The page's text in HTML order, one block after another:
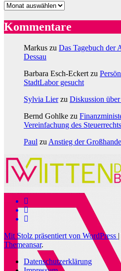
Archiv
Kommentare
Markus zu Das Tagebuch der
Dessau
Barbara Esch-Eckert zu
StadtLabor gesucht
Sylvia Lierzu Diskussion
Bernd Gohlke zu
Vereinfachung des Steuerrechts
Paul zu Anstieg der
Mit Stolz präsentiert von WordPress |
Themeansar.
Datenschutzerklärung